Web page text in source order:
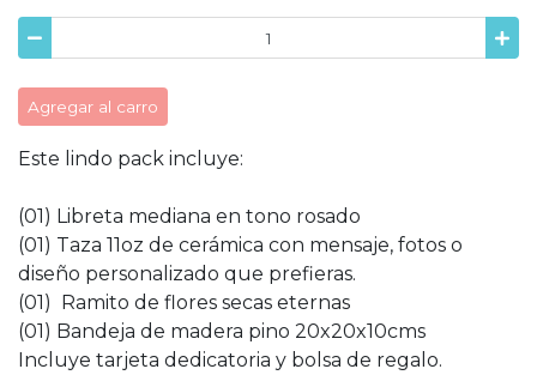
Agregar al carro
Este lindo pack incluye:
(01) Libreta mediana en tono rosado
(01) Taza 11oz de cerámica con mensaje, fotos o
diseño personalizado que prefieras.
(01) Ramito de flores secas eternas
(01) Bandeja de madera pino 20x20x10cms
Incluye tarjeta dedicatoria y bolsa de regalo.